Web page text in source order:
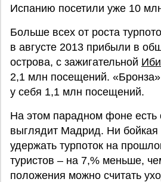
Испанию посетили уже 10
Больше всех от роста
в августе 2013 прибыли в
острова, с зажигательной
2,1 млн посещений.
у себя 1,1 млн посещений.
На этом парадном фоне есть
выглядит Мадрид. Ни бойкая
удержать турпоток на
туристов – на 7,% меньше,
положения можно считать